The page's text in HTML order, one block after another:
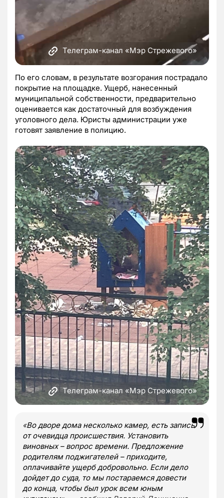
Телеграм-канал «Мэр Стрежевого»
По его словам, в результате возгорания пострадало
покрытие на площадке. Ущерб, нанесенный
муниципальной собственности, предварительно
оценивается как достаточный для возбуждения
уголовного дела. Юристы администрации уже
готовят заявление в полицию.
Телеграм-канал «Мэр Стрежевого»
«Во дворе дома несколько камер, есть запись
от очевидца происшествия. Установить
виновных – вопрос времени. Предложение
родителям поджигателей – приходите,
оплачивайте ущерб добровольно. Если дело
дойдет до суда, то мы постараемся довести
до конца, чтобы был урок всем юным